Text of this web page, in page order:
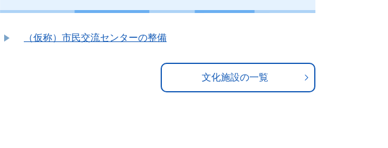
（仮称）市民交流センターの整備
文化施設の一覧